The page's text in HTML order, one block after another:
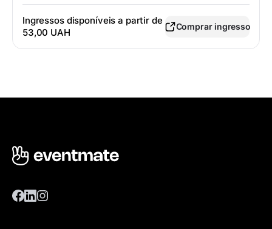
Ingressos disponíveis a partir de
53,00 UAH
Comprar ingresso